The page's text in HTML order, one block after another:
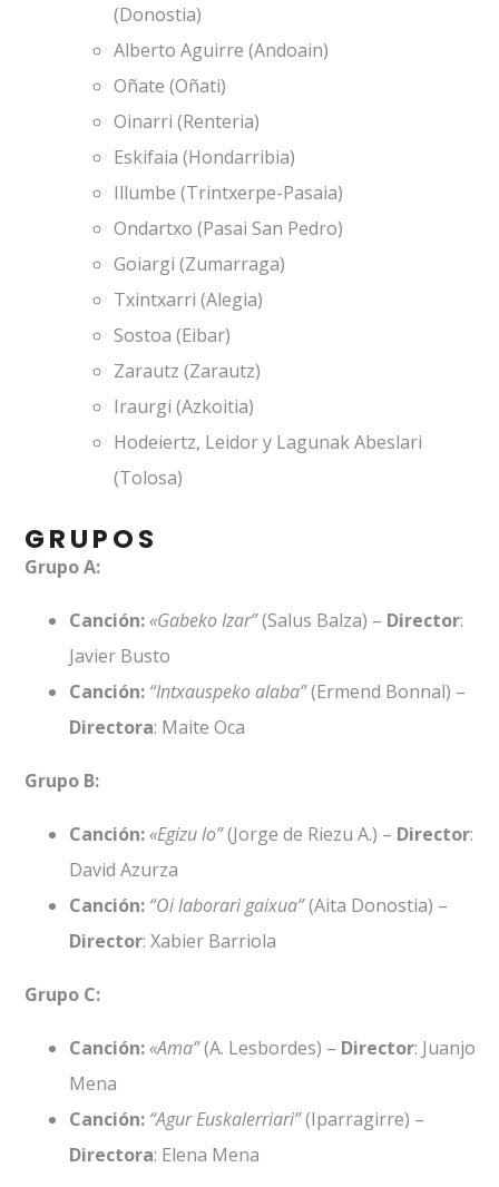
(Donostia)
Alberto Aguirre (Andoain)
Oñate (Oñati)
Oinarri (Renteria)
Eskifaia (Hondarribia)
Illumbe (Trintxerpe-Pasaia)
Ondartxo (Pasai San Pedro)
Goiargi (Zumarraga)
Txintxarri (Alegia)
Sostoa (Eibar)
Zarautz (Zarautz)
Iraurgi (Azkoitia)
Hodeiertz, Leidor y Lagunak Abeslari
(Tolosa)
GRUPOS
Grupo A:
Canción:«Gabeko Izar”(Salus Balza) – Director:
Javier Busto
Canción: “Intxauspeko alaba”(Ermend Bonnal) –
Directora: Maite Oca
Grupo B:
Canción:«Egizu lo”(Jorge de Riezu A.) – Director:
David Azurza
Canción: “Oi laborari gaixua”(Aita Donostia) –
Director: Xabier Barriola
Grupo C:
Canción:«Ama”(A. Lesbordes) – Director: Juanjo
Mena
Canción: “Agur Euskalerriari”(Iparragirre) –
Directora: Elena Mena